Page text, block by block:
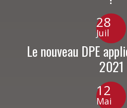
28
Juil
Le nouveau DPE
2021
12
Mai